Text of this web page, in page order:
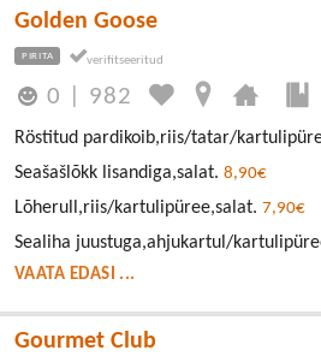
Golden Goose
PIRITA
0 982
Röstitud pardikoib,riis/tatar/
Seašašlõkk lisandiga,salat. 8,90€
Lõherull,riis/kartulipüree,salat. 7,90€
Sealiha juustuga,ahjukartul/
VAATA EDASI ...
Gourmet Club